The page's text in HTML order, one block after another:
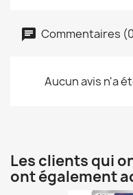
Commentaires
Aucun avis n'a
Les clients qui
ont également